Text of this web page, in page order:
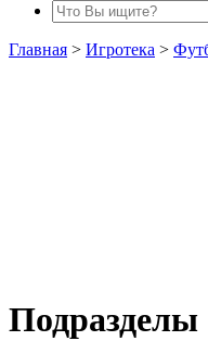
Главная > Игротека >
Подразделы